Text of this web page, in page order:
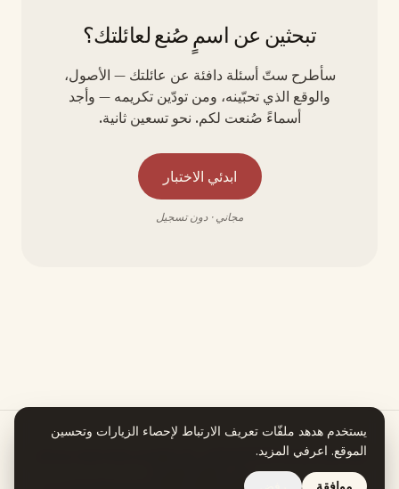
تبحثين عن اسمٍ صُنع لعائلتك؟
سأطرح ستّ أسئلة دافئة عن عائلتك — الأصول،
والوقع الذي تحبّينه، ومن تودّين تكريمه — وأجد
أسماءً صُنعت لكم. نحو تسعين ثانية.
ابدئي الاختبار
مجاني · دون تسجيل
هدهد يعمل بمساعدة الذكاء الاصطناعي. كل معلومة في قصة اسمكِ تستند إلى
مصدر يمكنكِ التحقق منه.
يستخدم هدهد ملفّات تعريف الارتباط لإحصاء الزيارات وتحسين
الموقع. اعرفي المزيد.
موافقة